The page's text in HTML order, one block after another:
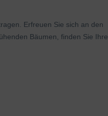
Erfreuen Sie sich an den
Bäumen, finden Sie Ihre